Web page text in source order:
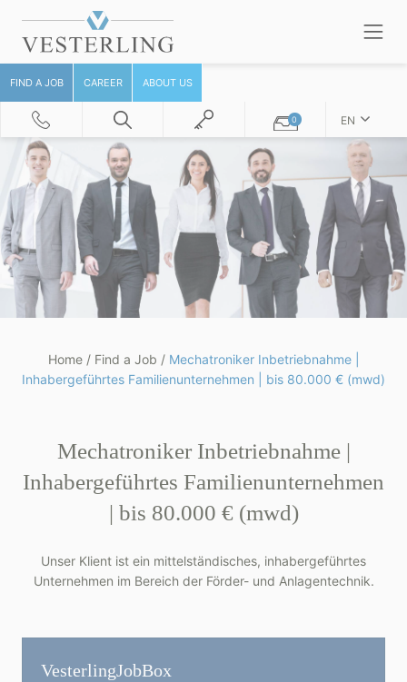
FIND A JOB CAREER ABOUT US
0 EN
Home/ Find a Job / Mechatroniker Inbetriebnahme |
Inhabergeführtes Familienunternehmen | bis 80.000 € (mwd)
Mechatroniker Inbetriebnahme |
Inhabergeführtes Familienunternehmen
| bis 80.000 € (mwd)
Unser Klient ist ein mittelständisches, inhabergeführtes
Unternehmen im Bereich der Förder- und Anlagentechnik.
Vesterling­JobBox